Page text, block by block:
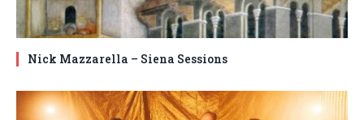
Nick Mazzarella – Siena Sessions